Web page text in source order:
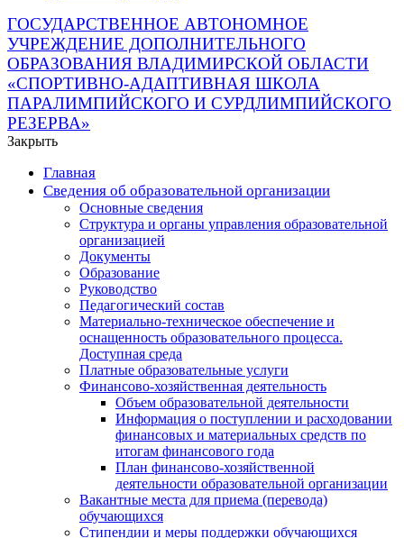
ГОСУДАРСТВЕННОЕ АВТОНОМНОЕ
УЧРЕЖДЕНИЕ ДОПОЛНИТЕЛЬНОГО
ОБРАЗОВАНИЯ ВЛАДИМИРСКОЙ ОБЛАСТИ
«СПОРТИВНО-АДАПТИВНАЯ ШКОЛА
ПАРАЛИМПИЙСКОГО И СУРДЛИМПИЙСКОГО
РЕЗЕРВА»
Закрыть
Главная
Сведения об образовательной организации
Основные сведения
Структура и органы управления образовательной
организацией
Документы
Образование
Руководство
Педагогический состав
Материально-техническое обеспечение и
оснащенность образовательного процесса.
Доступная среда
Платные образовательные услуги
Финансово-хозяйственная деятельность
Объем образовательной деятельности
Информация о поступлении и расходовании
финансовых и материальных средств по
итогам финансового года
План финансово-хозяйственной
деятельности образовательной организации
Вакантные места для приема (перевода)
обучающихся
Стипендии и меры поддержки обучающихся